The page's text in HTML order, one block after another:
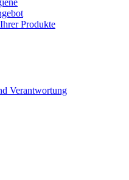
Produkte
Verantwortung